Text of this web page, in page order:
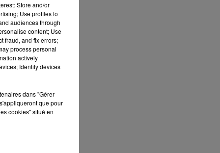
Store and/or
Use profiles to
audiences through
content; Use
fraud, and fix errors;
process personal
actively
Identify devices
dans "Gérer
que pour
cookies" situé en